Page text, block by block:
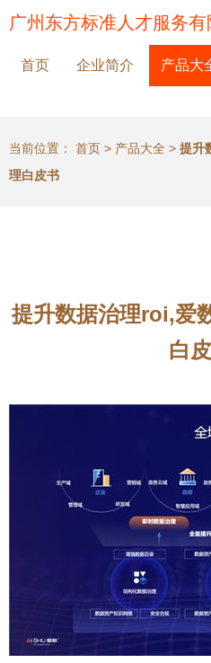
广州东方标准人才服务有
首页 企业简介 产品大
当前位置： 首页 > 产品大全 > 提升
理白皮书
提升数据治理roi,爱
白